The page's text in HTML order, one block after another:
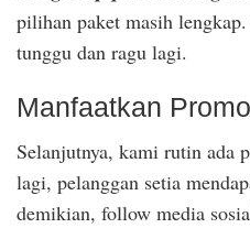
pilihan paket masih
tunggu dan ragu lagi.
Manfaatkan Promo
Selanjutnya, kami rutin ada
lagi, pelanggan setia
demikian, follow media